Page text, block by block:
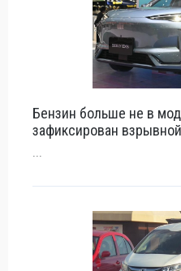
Бензин больше не в
зафиксирован
...